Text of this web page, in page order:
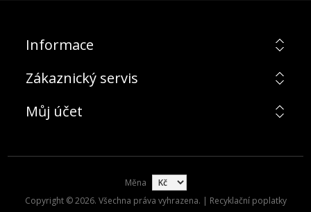
Informace
Zákaznický servis
Můj účet
Měna
Copyright © 2026. Všechna práva vyhrazena. | Recyklační poplatky